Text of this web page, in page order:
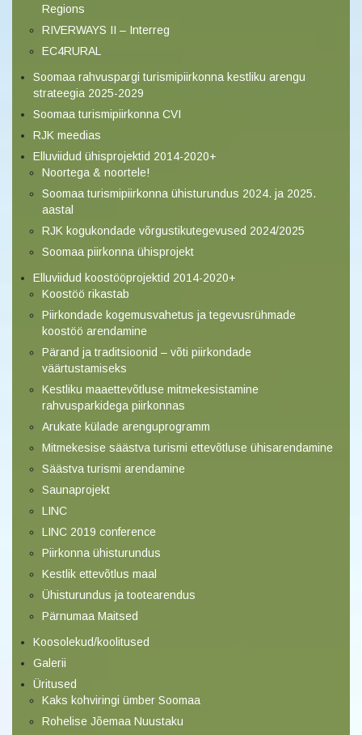
Regions
RIVERWAYS II – Interreg
EC4RURAL
Soomaa rahvuspargi turismipiirkonna kestliku arengu
strateegia 2025-2029
Soomaa turismipiirkonna CVI
RJK meedias
Elluviidud ühisprojektid 2014-2020+
Noortega & noortele!
Soomaa turismipiirkonna ühisturundus 2024. ja 2025.
aastal
RJK kogukondade võrgustikutegevused 2024/2025
Soomaa piirkonna ühisprojekt
Elluviidud koostööprojektid 2014-2020+
Koostöö rikastab
Piirkondade kogemusvahetus ja tegevusrühmade
koostöö arendamine
Pärand ja traditsioonid – võti piirkondade
väärtustamiseks
Kestliku maaettevõtluse mitmekesistamine
rahvusparkidega piirkonnas
Arukate külade arenguprogramm
Mitmekesise säästva turismi ettevõtluse ühisarendamine
Säästva turismi arendamine
Saunaprojekt
LINC
LINC 2019 conference
Piirkonna ühisturundus
Kestlik ettevõtlus maal
Ühisturundus ja tootearendus
Pärnumaa Maitsed
Koosolekud/koolitused
Galerii
Üritused
Kaks kohviringi ümber Soomaa
Rohelise Jõemaa Nuustaku